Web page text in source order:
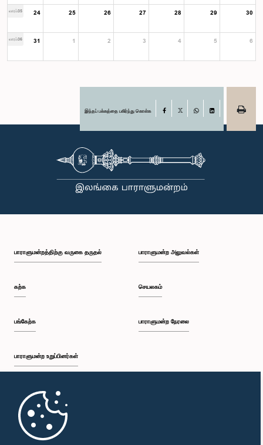
வாரம்35 24 25 26 27 28 29 30
வாரம்36 31 1 2 3 4 5 6
இந்தப் பக்கத்தை பகிர்ந்து கொள்க Facebook
பாராளுமன்றத்திற்கு வருகை தருதல்
கற்க
பங்கேற்க
பாராளுமன்ற உறுப்பினர்கள்
முதற்பக்கம்
பாராளுமன்ற அலுவல்கள்
செயலகம்
பாராளுமன்ற நேரலை
பாராளுமன்ற கையடக்க செயலி